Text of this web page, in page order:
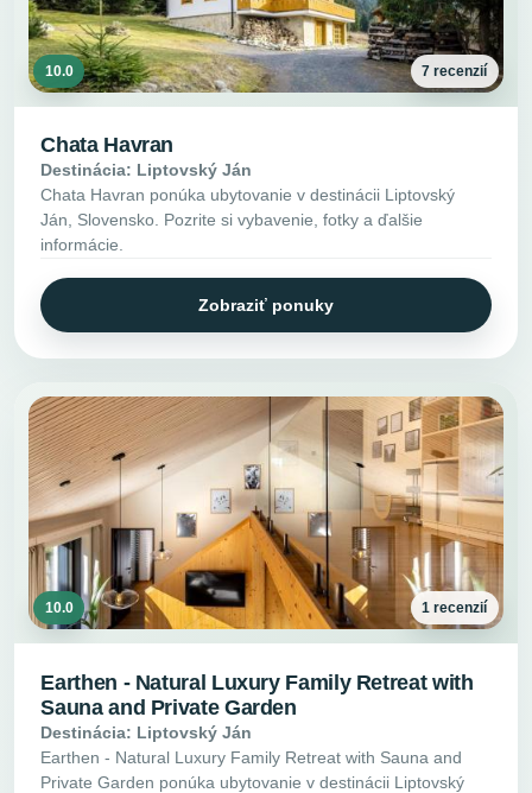
10.0 7 recenzií
Chata Havran
Destinácia: Liptovský Ján
Chata Havran ponúka ubytovanie v destinácii Liptovský
Ján, Slovensko. Pozrite si vybavenie, fotky a ďalšie
informácie.
Zobraziť ponuky
10.0 1 recenzií
Earthen - Natural Luxury Family Retreat with
Sauna and Private Garden
Destinácia: Liptovský Ján
Earthen - Natural Luxury Family Retreat with Sauna and
Private Garden ponúka ubytovanie v destinácii Liptovský